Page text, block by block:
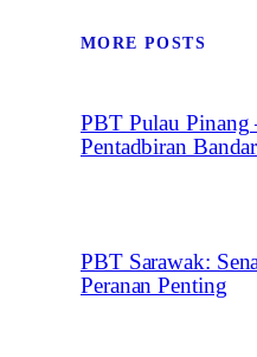
MORE POSTS
PBT Pulau Pinang
Pentadbiran Bandar
PBT Sarawak:
Peranan Penting